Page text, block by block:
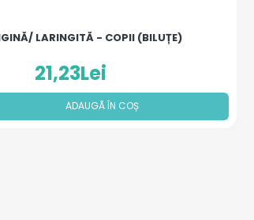
LARINGITĂ - COPII (BILUȚE)
21,23Lei
ADAUGÃ ÎN COȘ